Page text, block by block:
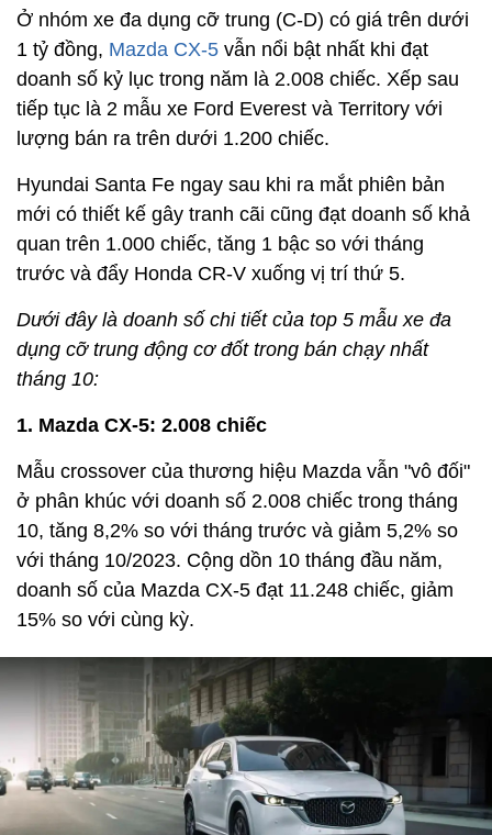
Ở nhóm xe đa dụng cỡ trung (C-D) có giá trên dưới
1 tỷ đồng, Mazda CX-5 vẫn nổi bật nhất khi đạt
doanh số kỷ lục trong năm là 2.008 chiếc. Xếp sau
tiếp tục là 2 mẫu xe Ford Everest và Territory với
lượng bán ra trên dưới 1.200 chiếc.
Hyundai Santa Fe ngay sau khi ra mắt phiên bản
mới có thiết kế gây tranh cãi cũng đạt doanh số khả
quan trên 1.000 chiếc, tăng 1 bậc so với tháng
trước và đẩy Honda CR-V xuống vị trí thứ 5.
Dưới đây là doanh số chi tiết của top 5 mẫu xe đa
dụng cỡ trung động cơ đốt trong bán chạy nhất
tháng 10:
1. Mazda CX-5: 2.008 chiếc
Mẫu crossover của thương hiệu Mazda vẫn "vô đối"
ở phân khúc với doanh số 2.008 chiếc trong tháng
10, tăng 8,2% so với tháng trước và giảm 5,2% so
với tháng 10/2023. Cộng dồn 10 tháng đầu năm,
doanh số của Mazda CX-5 đạt 11.248 chiếc, giảm
15% so với cùng kỳ.